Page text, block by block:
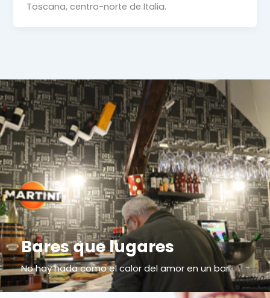
Toscana, centro-norte de Italia.
Bares que lugares
No hay nada como el calor del amor en un bar